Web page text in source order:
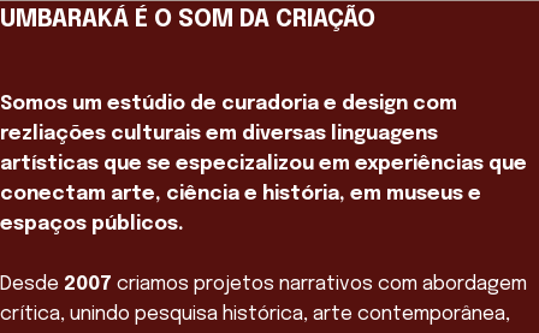
UMBARAKÁ É O SOM DA CRIAÇÃO
Somos um estúdio de curadoria e design com
rezliações culturais em diversas linguagens
artísticas que se especizalizou em experiências que
conectam arte, ciência e história, em museus e
espaços públicos.
Desde 2007 criamos projetos narrativos com abordagem
crítica, unindo pesquisa histórica, arte contemporânea,